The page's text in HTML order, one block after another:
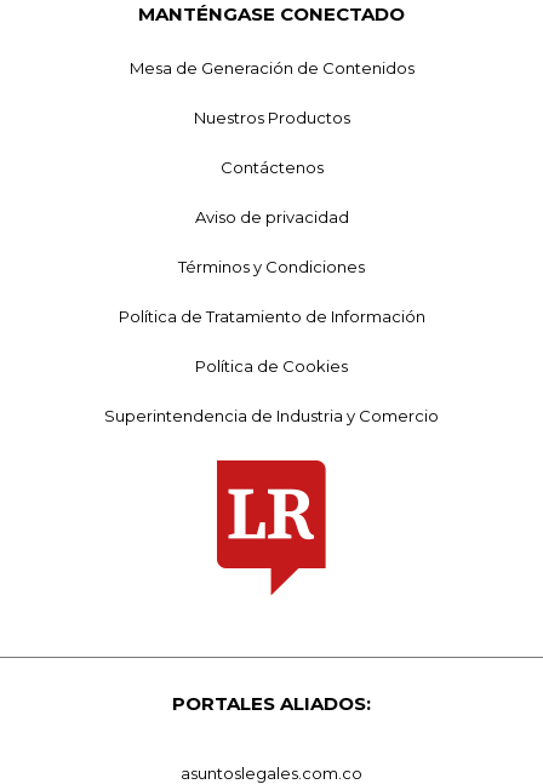
MANTÉNGASE CONECTADO
Mesa de Generación de Contenidos
Nuestros Productos
Contáctenos
Aviso de privacidad
Términos y Condiciones
Política de Tratamiento de Información
Política de Cookies
Superintendencia de Industria y Comercio
PORTALES ALIADOS:
asuntoslegales.com.co